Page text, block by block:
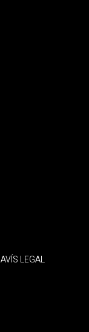
AVÍS LEGAL